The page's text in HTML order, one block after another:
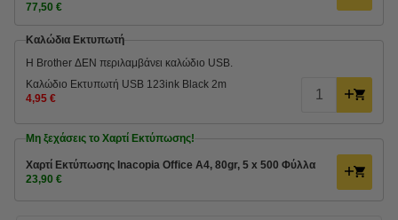
77,50 €
Καλώδια Εκτυπωτή
Η Brother ΔΕΝ περιλαμβάνει καλώδιο USB.
Καλώδιο Εκτυπωτή USB 123ink Black 2m
4,95 €
Μη ξεχάσεις το Χαρτί Εκτύπωσης!
Χαρτί Εκτύπωσης Inacopia Office Α4, 80gr, 5 x 500 Φύλλα
23,90 €